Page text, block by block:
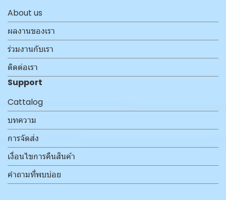
About us
ผลงานของเรา
ร่วมงานกับเรา
ติดต่อเรา
Support
Cattalog
บทความ
การจัดส่ง
เงื่อนไขการคืนสินค้า
คำถามที่พบบ่อย